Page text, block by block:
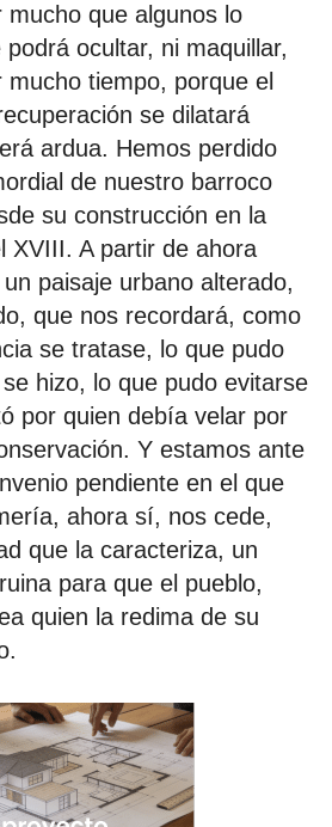
mucho que algunos lo
ocultar, ni maquillar,
tiempo, porque el
se dilatará
ardua. Hemos perdido
de nuestro barroco
su construcción en la
XVIII. A partir de ahora
paisaje urbano alterado,
que nos recordará, como
se tratase, lo que pudo
hizo, lo que pudo evitarse
por quien debía velar por
Y estamos ante
pendiente en el que
ahora sí, nos cede,
que la caracteriza, un
para que el pueblo,
quien la redima de su